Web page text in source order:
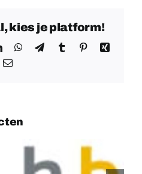
kies je platform!
LinkedInWhatsApp
TelegramTumblr PinterestXing
E-